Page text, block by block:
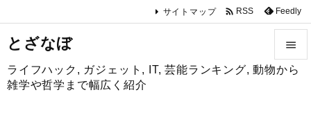
とざなぼ
ライフハック, ガジェット, IT, 芸能ランキング, 動物から
雑学や哲学まで幅広く紹介


サイトマップ  RSS Feedly